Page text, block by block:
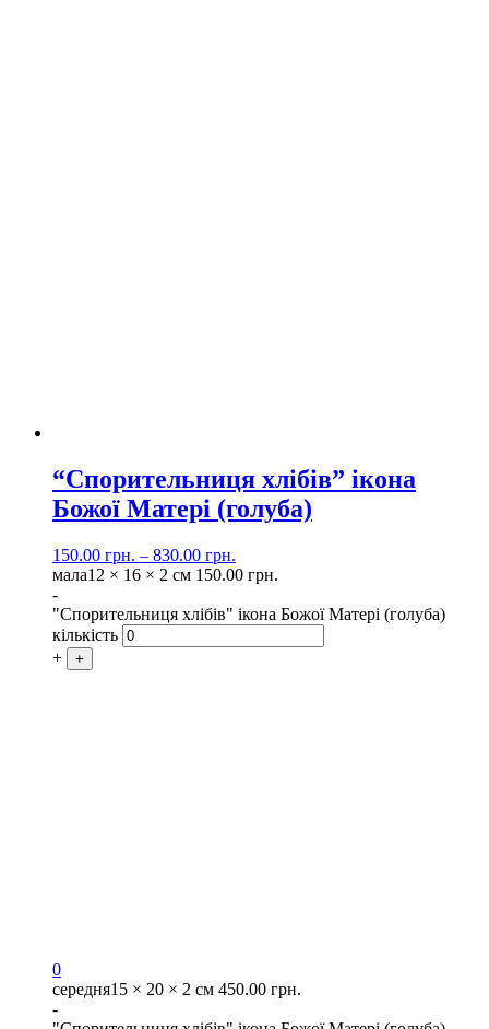
“Спорительниця хлібів” ікона
Божої Матері (голуба)
150.00 грн. – 830.00 грн.
мала12 × 16 × 2 см 150.00 грн.
-
"Спорительниця хлібів" ікона Божої Матері (голуба)
кількість
+
+
0
середня15 × 20 × 2 см 450.00 грн.
-